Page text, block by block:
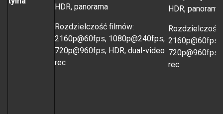
HDR, panorama
Rozdzielczość filmów:
2160p@60fps, 1080p@240fps,
720p@960fps, HDR, dual-video
rec
HDR, panorama
Rozdzielczość
2160p@60fps,
720p@960fps,
rec